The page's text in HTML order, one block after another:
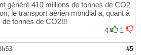
généré 410 millions de tonnes de CO2
le transport aérien mondial a, quant à
de tonnes de CO2!!!
4
1
#5